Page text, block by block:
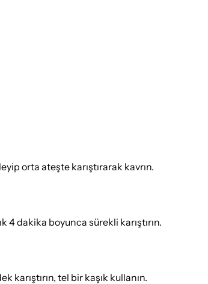
orta ateşte karıştırarak kavrın.
4 dakika boyunca sürekli karıştırın.
karıştırın, tel bir kaşık kullanın.